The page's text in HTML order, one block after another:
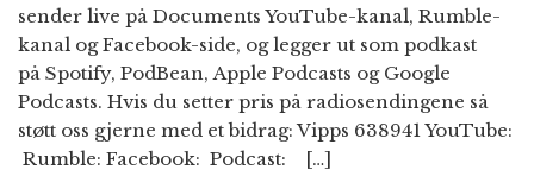
sender live på Documents YouTube-kanal, Rumble-
kanal og Facebook-side, og legger ut som podkast
på Spotify, PodBean, Apple Podcasts og Google
Podcasts. Hvis du setter pris på radiosendingene så
støtt oss gjerne med et bidrag: Vipps 638941 YouTube:
Rumble: Facebook: Podcast: […]